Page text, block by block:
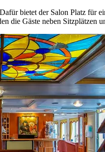
bietet der Salon Platz
die Gäste neben Sitzplätzen